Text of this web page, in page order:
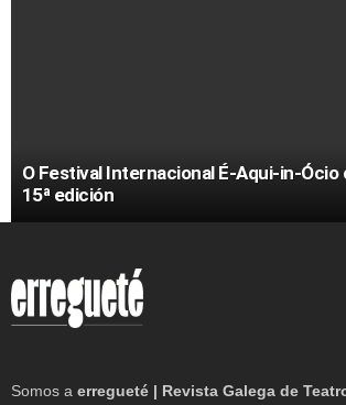
O Festival Internacional É-Aqui-in-Ócio
15ª edición
Somos a erregueté | Revista Galega de